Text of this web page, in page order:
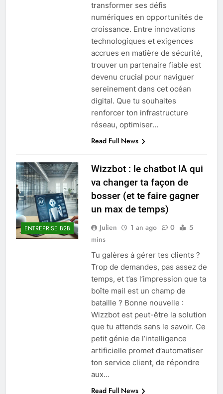
transformer ses défis
numériques en opportunités de
croissance. Entre innovations
technologiques et exigences
accrues en matière de sécurité,
trouver un partenaire fiable est
devenu crucial pour naviguer
sereinement dans cet océan
digital. Que tu souhaites
renforcer ton infrastructure
réseau, optimiser…
Read Full News
ENTREPRISE B2B
Wizzbot : le chatbot IA qui
va changer ta façon de
bosser (et te faire gagner
un max de temps)
Julien 1 an ago 0
5
mins
Tu galères à gérer tes clients ?
Trop de demandes, pas assez de
temps, et t’as l’impression que ta
boîte mail est un champ de
bataille ? Bonne nouvelle :
Wizzbot est peut-être la solution
que tu attends sans le savoir. Ce
petit génie de l’intelligence
artificielle promet d’automatiser
ton service client, de répondre
aux…
Read Full News